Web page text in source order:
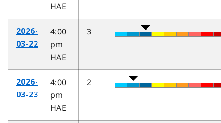
HAE
2026-
03-22
4:00
pm
HAE
3
2026-
03-23
4:00
pm
HAE
2